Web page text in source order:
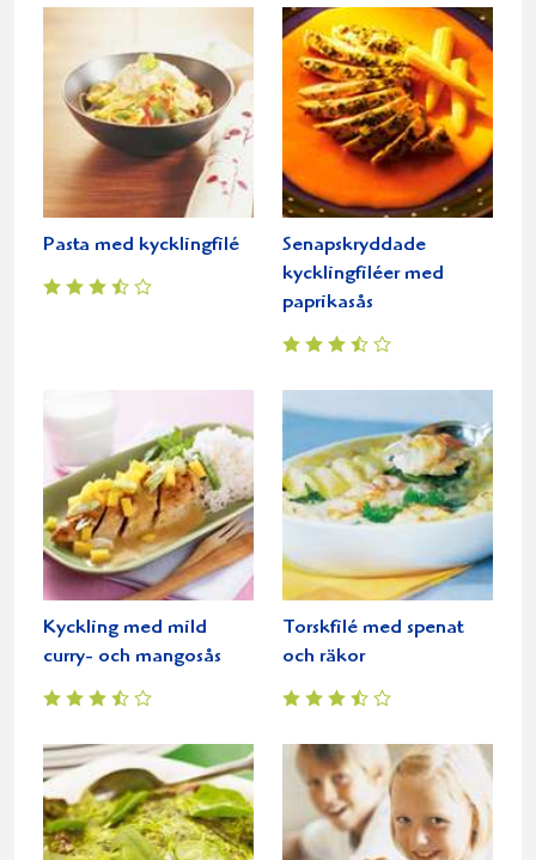
Pasta med kycklingfilé
Senapskryddade
kycklingfiléer med
paprikasås
Kyckling med mild
curry- och mangosås
Torskfilé med spenat
och räkor